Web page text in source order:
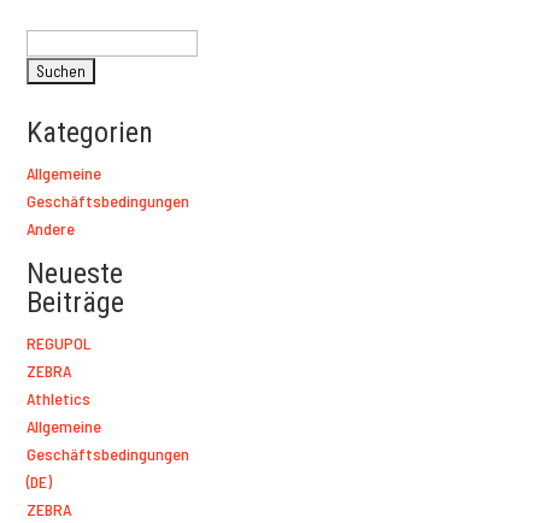
nach:
Kategorien
Allgemeine
Geschäftsbedingungen
Andere
Neueste
Beiträge
REGUPOL
ZEBRA
Athletics
Allgemeine
Geschäftsbedingungen
(DE)
ZEBRA